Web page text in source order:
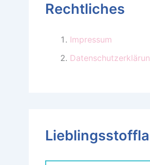
Rechtliches
Impressum